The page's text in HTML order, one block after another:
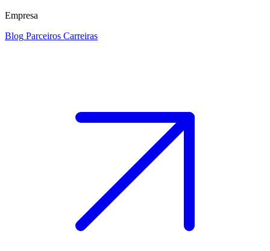
Empresa
Blog Parceiros Carreiras